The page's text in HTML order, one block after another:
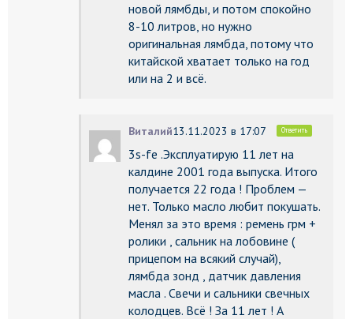
новой лямбды, и потом спокойно
8-10 литров, но нужно
оригинальная лямбда, потому что
китайской хватает только на год
или на 2 и всё.
Виталий13.11.2023 в 17:07 Ответить
3s-fe .Эксплуатирую 11 лет на
калдине 2001 года выпуска. Итого
получается 22 года ! Проблем —
нет. Только масло любит покушать.
Менял за это время : ремень грм +
ролики , сальник на лобовине (
прицепом на всякий случай),
лямбда зонд , датчик давления
масла . Свечи и сальники свечных
колодцев. Всё ! За 11 лет ! А